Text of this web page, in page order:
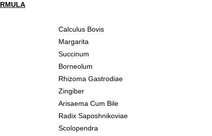
Calculus Bovis
Margarita
Succinum
Borneolum
Rhizoma Gastrodiae
Zingiber
Arisaema Cum Bile
Radix Saposhnikoviae
Scolopendra